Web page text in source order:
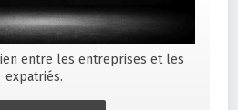
entre les entreprises et les
expatriés.